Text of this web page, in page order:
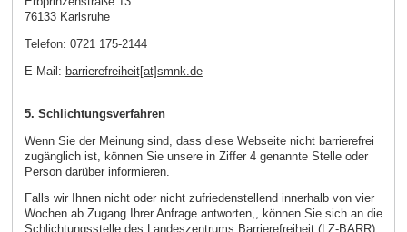
76133 Karlsruhe
Telefon: 0721 175-2144
E-Mail: barrierefreiheit[at]smnk.de
5. Schlichtungsverfahren
Wenn Sie der Meinung sind, dass diese Webseite nicht barrierefrei
zugänglich ist, können Sie unsere in Ziffer 4 genannte Stelle oder
Person darüber informieren.
Falls wir Ihnen nicht oder nicht zufriedenstellend innerhalb von vier
Wochen ab Zugang Ihrer Anfrage antworten,, können Sie sich an die
Schlichtungsstelle des Landeszentrums Barrierefreiheit (LZ-BARR)